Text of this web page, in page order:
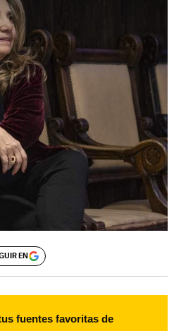
EN
fuentes favoritas de